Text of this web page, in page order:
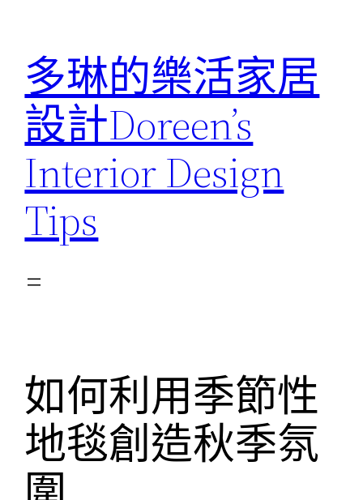
多琳的樂活家居
設計Doreen’s
Interior Design
Tips
如何利用季節性
地毯創造秋季氛